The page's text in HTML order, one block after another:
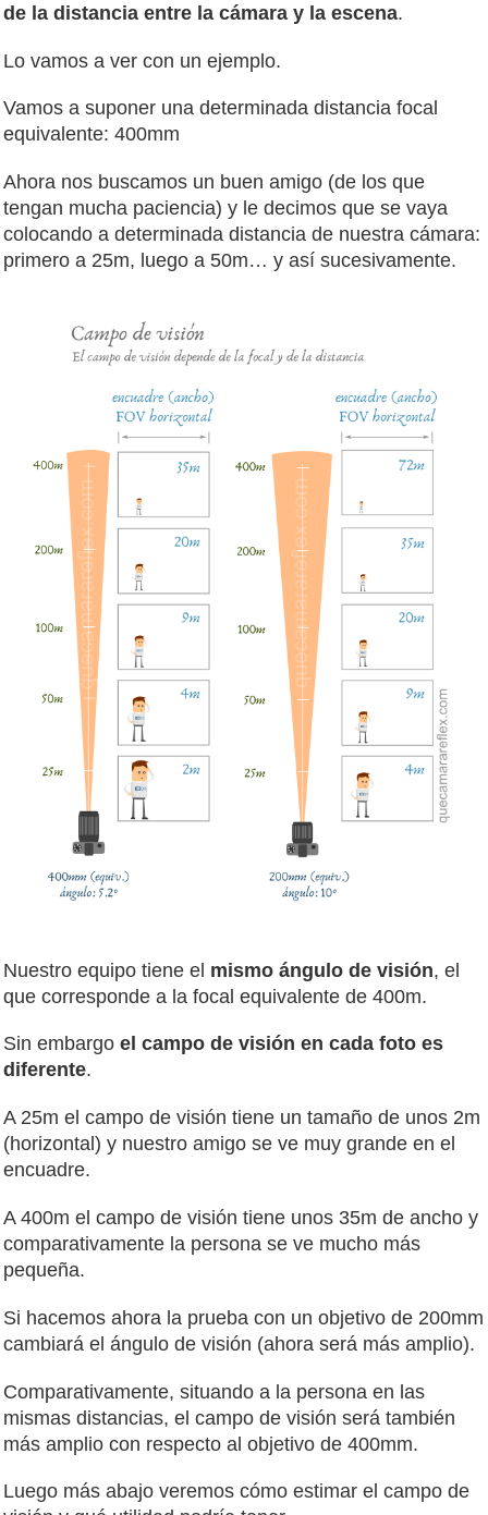
de la distancia entre la cámara y la escena.
Lo vamos a ver con un ejemplo.
Vamos a suponer una determinada distancia focal
equivalente: 400mm
Ahora nos buscamos un buen amigo (de los que
tengan mucha paciencia) y le decimos que se vaya
colocando a determinada distancia de nuestra cámara:
primero a 25m, luego a 50m… y así sucesivamente.
Nuestro equipo tiene el mismo ángulo de visión, el
que corresponde a la focal equivalente de 400m.
Sin embargoel campo de visión en cada foto es
diferente.
A 25m el campo de visión tiene un tamaño de unos 2m
(horizontal) y nuestro amigo se ve muy grande en el
encuadre.
A 400m el campo de visión tiene unos 35m de ancho y
comparativamente la persona se ve mucho más
pequeña.
Si hacemos ahora la prueba con un objetivo de 200mm
cambiará el ángulo de visión (ahora será más amplio).
Comparativamente, situando a la persona en las
mismas distancias, el campo de visión será también
más amplio con respecto al objetivo de 400mm.
Luego más abajo veremos cómo estimar el campo de